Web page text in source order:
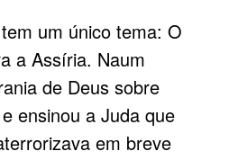
um único tema: O
a Assíria. Naum
de Deus sobre
ensinou a Juda que
em breve